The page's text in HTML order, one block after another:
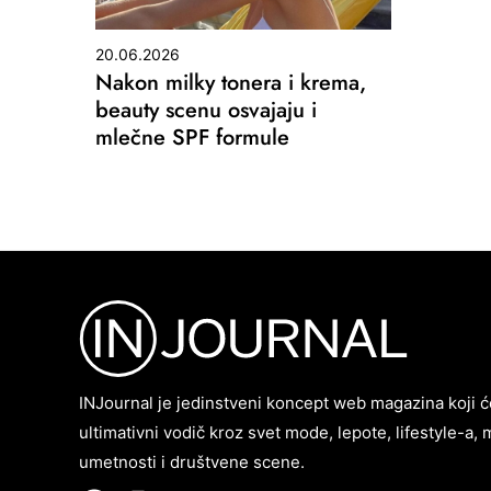
20.06.2026
Nakon milky tonera i krema,
beauty scenu osvajaju i
mlečne SPF formule
INJournal je jedinstveni koncept web magazina koji
ultimativni vodič kroz svet mode, lepote, lifestyle-a,
umetnosti i društvene scene.